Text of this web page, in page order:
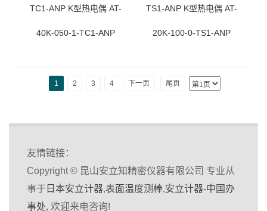
TC1-ANP K型热电偶 AT-
40K-050-1-TC1-ANP
TS1-ANP K型热电偶 AT-
20K-100-0-TS1-ANP
1 2 3 4 下一页 尾页
友情链接：
Copyright © 昆山安立知精密仪器有限公司 专业从
事于 日本安立计器,表面温度测棒,安立计器-中国办
事处, 欢迎来电咨询!